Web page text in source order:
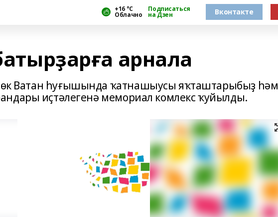
+16 °С
Облачно
Подписаться
на Дзен Вконтакте
арнала
Ватан һуғышында ҡатнашыусы яҡташтарыбыҙ һәм
иҫтәлегенә мемориал комлекс ҡуйылды.